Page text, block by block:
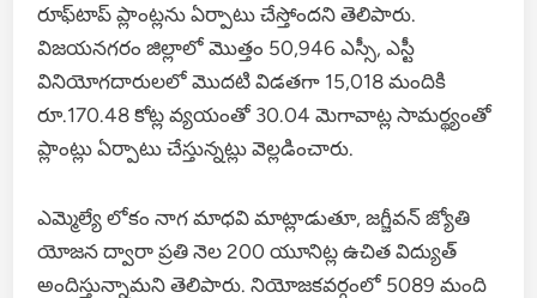
రూఫ్‌టాప్ ప్లాంట్లను ఏర్పాటు చేస్తోందని తెలిపారు.
విజయనగరం జిల్లాలో మొత్తం 50,946 ఎస్సీ, ఎస్టీ
వినియోగదారులలో మొదటి విడతగా 15,018 మందికి
రూ.170.48 కోట్ల వ్యయంతో 30.04 మెగావాట్ల సామర్థ్యంతో
ప్లాంట్లు ఏర్పాటు చేస్తున్నట్లు వెల్లడించారు.
ఎమ్మెల్యే లోకం నాగ మాధవి మాట్లాడుతూ, జగ్జీవన్ జ్యోతి
యోజన ద్వారా ప్రతి నెల 200 యూనిట్ల ఉచిత విద్యుత్
అందిస్తున్నామని తెలిపారు. నియోజకవర్గంలో 5089 మంది